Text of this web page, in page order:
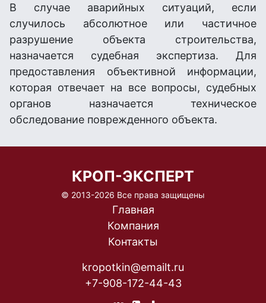
В случае аварийных ситуаций, если
случилось абсолютное или частичное
разрушение объекта строительства,
назначается судебная экспертиза. Для
предоставления объективной информации,
которая отвечает на все вопросы, судебных
органов назначается техническое
обследование поврежденного объекта.
КРОП-ЭКСПЕРТ
© 2013-2026 Все права защищены
Главная
Компания
Контакты
kropotkin@emailt.ru
+7-908-172-44-43